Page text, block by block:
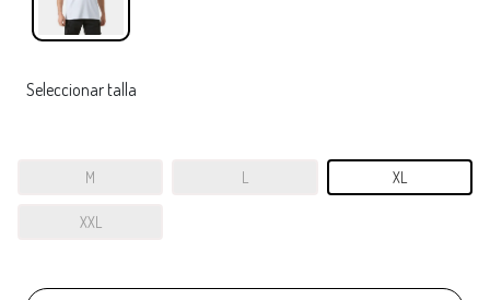
Seleccionar talla
M L XL
XXL